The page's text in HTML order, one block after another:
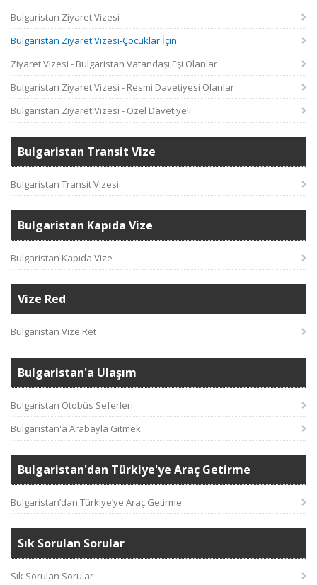
Bulgaristan Ziyaret Vizesi
Bulgaristan Ziyaret Vizesi-Çocuklar İçin
Ziyaret Vizesi - Bulgaristan Vatandaşı Eşi Olanlar
Bulgaristan Ziyaret Vizesi - Resmi Davetiyesi Olanlar
Bulgaristan Ziyaret Vizesi - Özel Davetiyeli
Bulgaristan Transit Vize
Bulgaristan Transit Vizesi
Bulgaristan Kapıda Vize
Bulgaristan Kapıda Vize
Vize Red
Bulgaristan Vize Ret
Bulgaristan'a Ulaşım
Bulgaristan Otobüs Seferleri
Bulgaristan'a Arabayla Gitmek
Bulgaristan'dan Türkiye'ye Araç Getirme
Bulgaristan’dan Türkiye’ye Araç Getirme
Sık Sorulan Sorular
Sık Sorulan Sorular